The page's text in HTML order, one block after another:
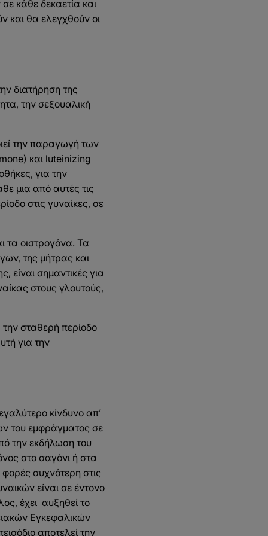
κάθε δεκαετία και
και θα ελεγχθούν οι
διατήρηση της
την σεξουαλική
την παραγωγή των
και luteinizing
για την
μια από αυτές τις
στις γυναίκες, σε
τα οιστρογόνα. Τα
της μήτρας και
είναι σημαντικές για
στους γλουτούς,
την σταθερή περίοδο
για την
κίνδυνο απ’
του εμφράγματος σε
την εκδήλωση του
στο σαγόνι ή στα
συχνότερη στις
είναι σε έντονο
έχει αυξηθεί το
Εγκεφαλικών
αποτελεί την